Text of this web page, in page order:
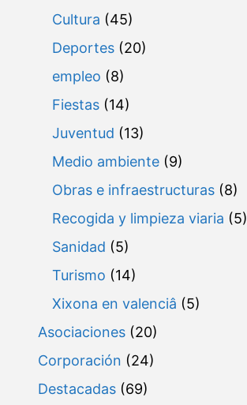
Cultura (45)
Deportes (20)
empleo (8)
Fiestas (14)
Juventud (13)
Medio ambiente (9)
Obras e infraestructuras (8)
Recogida y limpieza viaria (5)
Sanidad (5)
Turismo (14)
Xixona en valenciâ (5)
Asociaciones (20)
Corporación (24)
Destacadas (69)